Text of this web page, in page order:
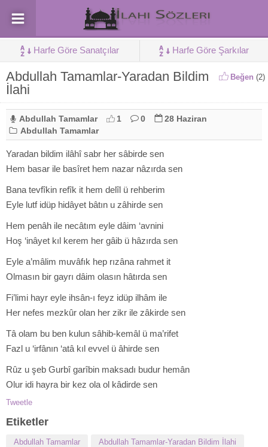
Harfe Göre Sanatçılar Harfe Göre Şarkılar
Abdullah Tamamlar-Yaradan Bildim
İlahi
Beğen (2)
Abdullah Tamamlar 1 0
28 Haziran
Abdullah Tamamlar
Yaradan bildim ilâhî sabr her sâbirde sen
Hem basar ile basîret hem nazar nâzırda sen
Bana tevfîkin refîk it hem delîl ü rehberim
Eyle lutf idüp hidâyet bâtın u zâhirde sen
Hem penâh ile necâtım eyle dâim ‘avnini
Hoş ‘inâyet kıl kerem her gâib ü hâzırda sen
Eyle a’mâlim muvâfık hep rızâna rahmet it
Olmasın bir gayrı dâim olasın hâtırda sen
Fi’limi hayr eyle ihsân-ı feyz idüp ilhâm ile
Her nefes mezkûr olan her zikr ile zâkirde sen
Tâ olam bu ben kulun sâhib-kemâl ü ma’rifet
Fazl u ‘irfânın ‘atâ kıl evvel ü âhirde sen
Rûz u şeb Gurbî garîbin maksadı budur hemân
Olur idi hayra bir kez ola ol kâdirde sen
Tweetle
Etiketler
Abdullah Tamamlar Abdullah Tamamlar-Yaradan Bildim İlahi